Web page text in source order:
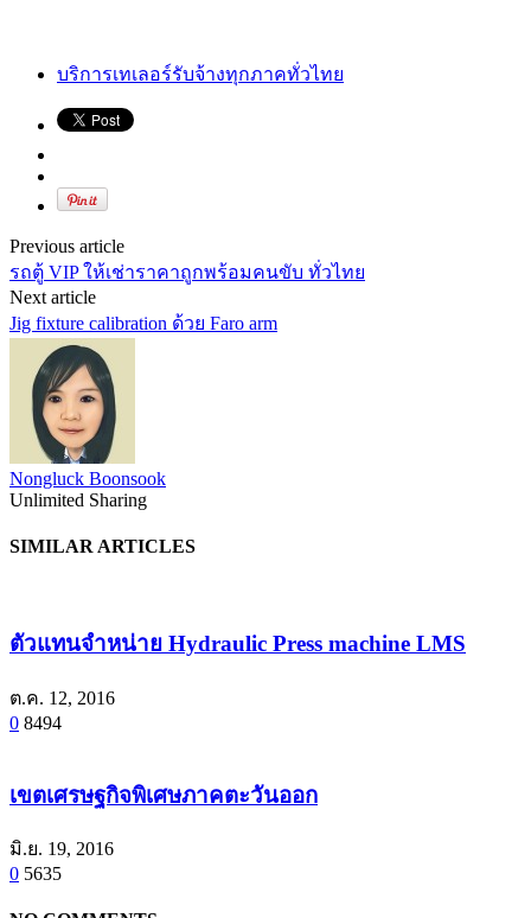
บริการเทเลอร์รับจ้างทุกภาคทั่วไทย
Previous article
รถตู้ VIP ให้เช่าราคาถูกพร้อมคนขับ ทั่วไทย
Next article
Jig fixture calibration ด้วย Faro arm
Nongluck Boonsook
Unlimited Sharing
SIMILAR ARTICLES
ตัวแทนจำหน่าย Hydraulic Press machine LMS
ต.ค. 12, 2016
0 8494
เขตเศรษฐกิจพิเศษภาคตะวันออก
มิ.ย. 19, 2016
0 5635